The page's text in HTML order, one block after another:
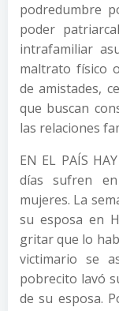
podredumbre
poder
intrafamiliar
maltrato físico
de amistades,
que buscan
las relaciones
EN EL PAÍS
días sufren
mujeres. La
su esposa en
gritar que lo
victimario se
pobrecito lavó
de su esposa.